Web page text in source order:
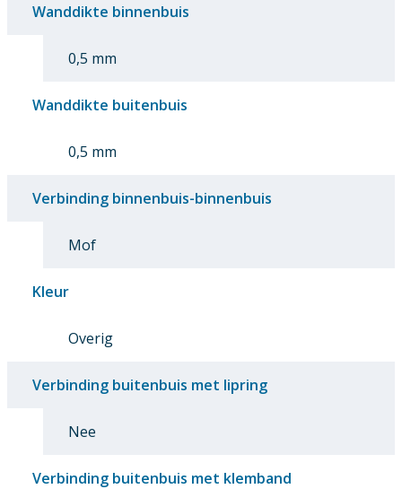
Wanddikte binnenbuis
0,5 mm
Wanddikte buitenbuis
0,5 mm
Verbinding binnenbuis-binnenbuis
Mof
Kleur
Overig
Verbinding buitenbuis met lipring
Nee
Verbinding buitenbuis met klemband